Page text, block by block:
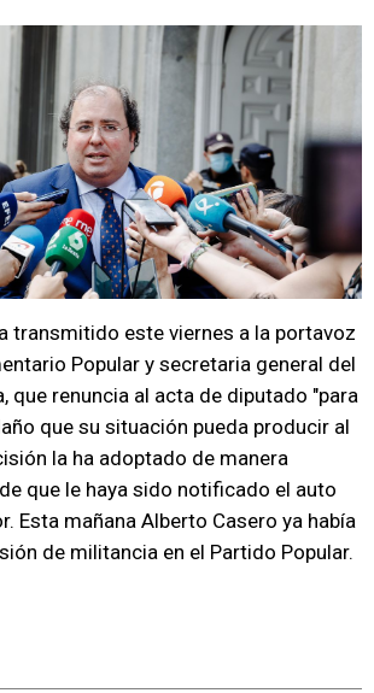
transmitido este viernes a la portavoz
Popular y secretaria general del
que renuncia al acta de diputado "para
que su situación pueda producir al
la ha adoptado de manera
que le haya sido notificado el auto
Esta mañana Alberto Casero ya había
de militancia en el Partido Popular.